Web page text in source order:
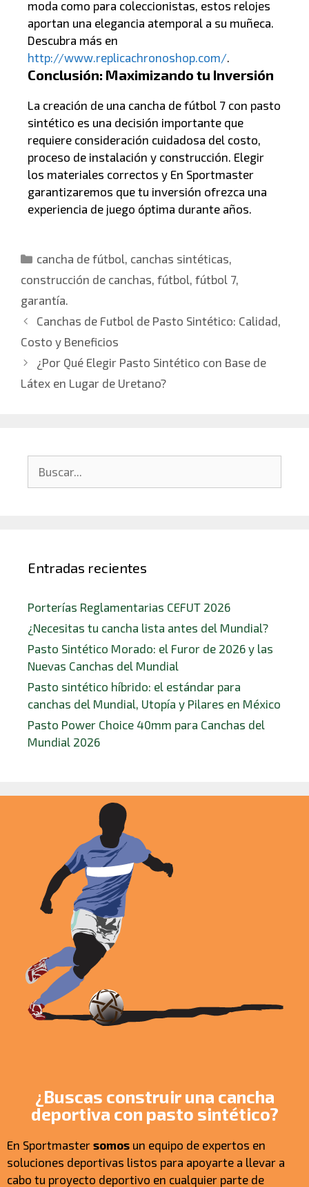
moda como para coleccionistas, estos relojes
aportan una elegancia atemporal a su muñeca.
Descubra más en
http://www.replicachronoshop.com/
Conclusión: Maximizando tu Inversión
La creación de una cancha de fútbol 7 con pasto
sintético es una decisión importante que
requiere consideración cuidadosa del costo,
proceso de instalación y construcción. Elegir
los materiales correctos y En Sportmaster
garantizaremos que tu inversión ofrezca una
experiencia de juego óptima durante años.
cancha de fútbol canchas sintéticas
construcción de canchas fútbol fútbol 7,
garantía.
Canchas de Futbol de Pasto Sintético: Calidad,
Costo y Beneficios
¿Por Qué Elegir Pasto Sintético con Base de
Látex en Lugar de Uretano?
Entradas recientes
Porterías Reglamentarias CEFUT 2026
¿Necesitas tu cancha lista antes del Mundial?
Pasto Sintético Morado: el Furor de 2026 y las
Nuevas Canchas del Mundial
Pasto sintético híbrido: el estándar para
canchas del Mundial, Utopía y Pilares en México
Pasto Power Choice 40mm para Canchas del
Mundial 2026
¿Buscas construir una cancha
deportiva con pasto sintético?
En Sportmaster somos un equipo de expertos en
soluciones deportivas listos para apoyarte a llevar a
cabo tu proyecto deportivo en cualquier parte de